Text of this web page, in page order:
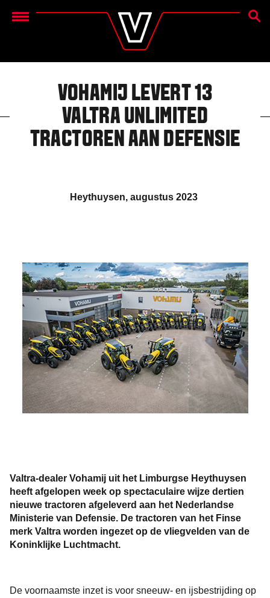
Menu
ZOEK
VOHAMIJ LEVERT 13
VALTRA UNLIMITED
TRACTOREN AAN DEFENSIE
Heythuysen, augustus 2023
Valtra-dealer Vohamij uit het Limburgse Heythuysen
heeft afgelopen week op spectaculaire wijze dertien
nieuwe tractoren afgeleverd aan het Nederlandse
Ministerie van Defensie. De tractoren van het Finse
merk Valtra worden ingezet op de vliegvelden van de
Koninklijke Luchtmacht.
De voornaamste inzet is voor sneeuw- en ijsbestrijding op